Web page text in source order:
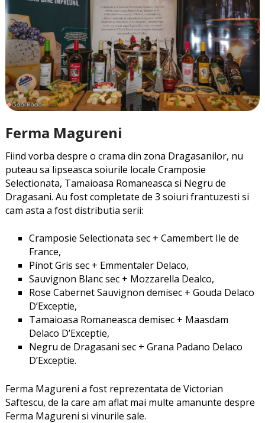
Ferma Magureni
Fiind vorba despre o crama din zona Dragasanilor, nu
puteau sa lipseasca soiurile locale Cramposie
Selectionata, Tamaioasa Romaneasca si Negru de
Dragasani. Au fost completate de 3 soiuri frantuzesti si
cam asta a fost distributia serii:
Cramposie Selectionata sec + Camembert Ile de
France,
Pinot Gris sec + Emmentaler Delaco,
Sauvignon Blanc sec + Mozzarella Dealco,
Rose Cabernet Sauvignon demisec + Gouda Delaco
D’Exceptie,
Tamaioasa Romaneasca demisec + Maasdam
Delaco D’Exceptie,
Negru de Dragasani sec + Grana Padano Delaco
D’Exceptie.
Ferma Magureni a fost reprezentata de Victorian
Saftescu, de la care am aflat mai multe amanunte despre
Ferma Magureni si vinurile sale.